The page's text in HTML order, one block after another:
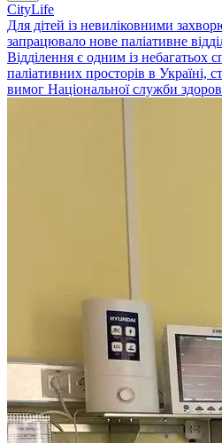
CityLife
Для дітей із невиліковними
запрацювало нове паліативне
Відділення є одним із небагатьох
паліативних просторів в Україні,
вимог Національної служби